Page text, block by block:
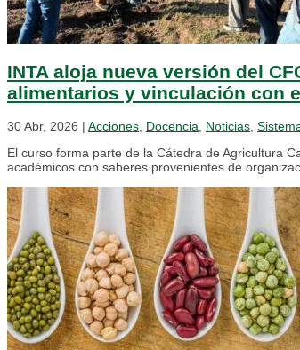
INTA aloja nueva versión del
alimentarios y vinculación con
30 Abr, 2026 | Acciones, Docencia, Noticias,
El curso forma parte de la Cátedra de Agricultura
académicos con saberes provenientes de